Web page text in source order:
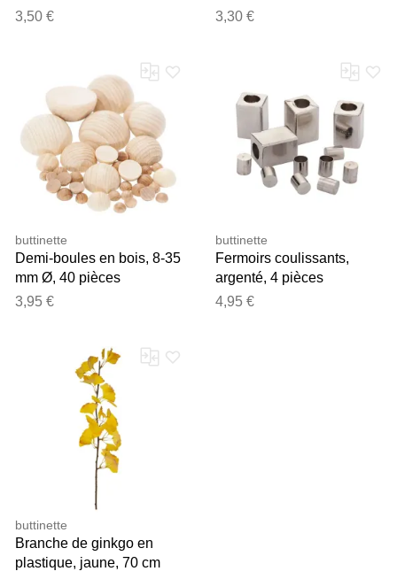
3,50 €
pièces
3,30 €
buttinette
Demi-boules en bois, 8-35
mm Ø, 40 pièces
3,95 €
buttinette
Fermoirs coulissants,
argenté, 4 pièces
4,95 €
buttinette
Branche de ginkgo en
plastique, jaune, 70 cm